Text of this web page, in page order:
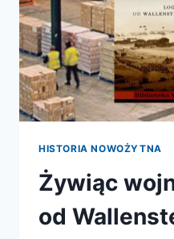
HISTORIA NOWOŻYTNA
Żywiąc
od